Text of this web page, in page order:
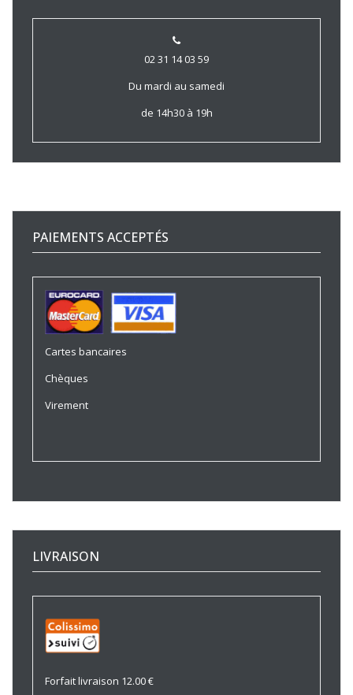
02 31 14 03 59
Du mardi au samedi
de 14h30 à 19h
PAIEMENTS ACCEPTÉS
Cartes bancaires
Chèques
Virement
LIVRAISON
Forfait livraison 12.00 €